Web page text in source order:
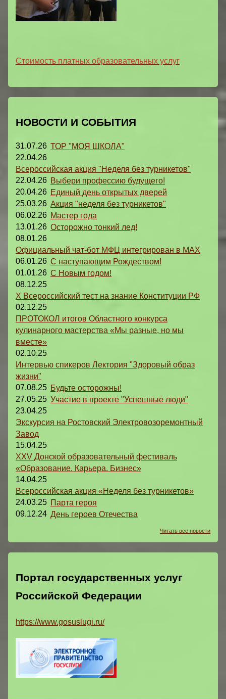
Стоимость платных образовательных услуг
НОВОСТИ И СОБЫТИЯ
31.07.26 ТОР "МОЯ ШКОЛА"
22.04.26
Всероссийская акция "Неделя без турникетов"
22.04.26 Выбери профессию будущего!
20.04.26 Единый день открытых дверей
25.03.26 Акция "неделя без турникетов"
06.02.26 Мастер года
13.01.26 Осторожно тонкий лед!
08.01.26
Официальный чат-бот МФЦ интегрирован в MAX
06.01.26 С наступающим Рождеством!
01.01.26 С Новым годом!
08.12.25
X Всероссийский тест на знание Конституции РФ
02.12.25
ПРОТОКОЛ итогов Областного конкурса
кулинарного мастерства «Мы разные, но мы
вместе»
02.10.25
Интервью спикеров Лектория "Здоровый образ
жизни"
07.08.25 Будьте осторожны!
27.05.25 Участие в проекте "Успешные люди"
23.04.25
Экскурсия на Ростовский Электровозоремонтный
Завод
15.04.25
XXV Донской образовательный фестиваль
«Образование. Карьера. Бизнес»
14.04.25
Всероссийская акция «Неделя без турникетов»
24.03.25 Парта героя
09.12.24 День героев Отечества
Читать все новости
Портал государственных услуг
Российской Федерации
https://www.gosuslugi.ru/